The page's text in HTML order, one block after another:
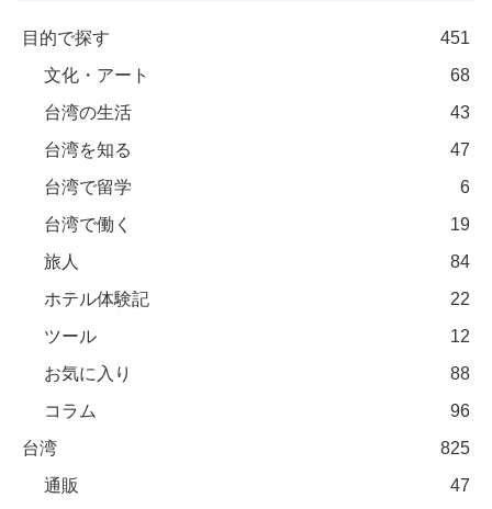
目的で探す
451
文化・アート
68
台湾の生活
43
台湾を知る
47
台湾で留学
6
台湾で働く
19
旅人
84
ホテル体験記
22
ツール
12
お気に入り
88
コラム
96
台湾
825
通販
47